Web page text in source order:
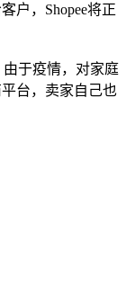
户，Shopee将正
于疫情，对家庭
台，卖家自己也